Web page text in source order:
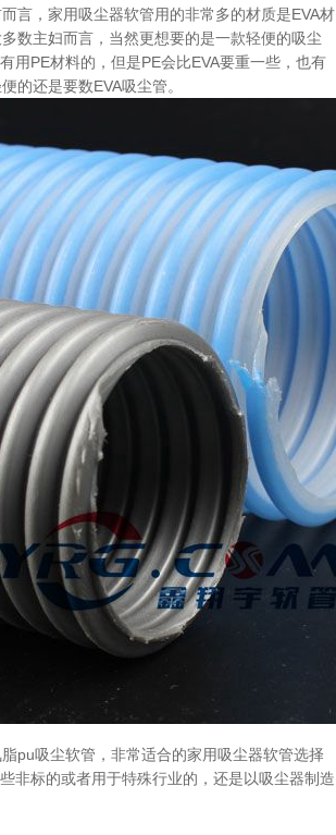
言，家用吸尘器软管用的非常多的材质是EVA材
数主妇而言，当然更想要的是一款轻便的吸尘
用PE材料的，但是PE会比EVA要重一些，也有
的还是要数EVA吸尘管。
pu吸尘软管，非常适合的家用吸尘器软管选择
非标的或者用于特殊行业的，还是以吸尘器制造